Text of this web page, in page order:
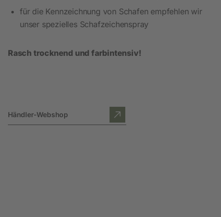
für die Kennzeichnung von Schafen empfehlen wir
unser spezielles Schafzeichenspray
Rasch trocknend und farbintensiv!
Händler-Webshop